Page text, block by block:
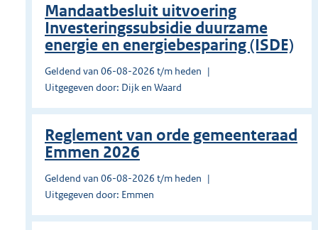
Mandaatbesluit uitvoering
Investeringssubsidie duurzame
energie en energiebesparing (ISDE)
Geldend van 06-08-2026 t/m heden
Uitgegeven door: Dijk en Waard
Reglement van orde gemeenteraad
Emmen 2026
Geldend van 06-08-2026 t/m heden
Uitgegeven door: Emmen